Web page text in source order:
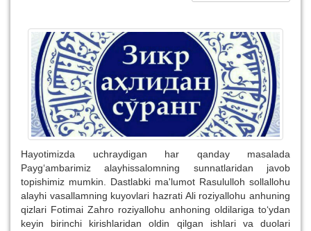
Hayotimizda uchraydigan har qanday masalada
Payg‘ambarimiz alayhissalomning sunnatlaridan javob
topishimiz mumkin. Dastlabki ma'lumot Rasululloh sollallohu
alayhi vasallamning kuyovlari hazrati Ali roziyallohu anhuning
qizlari Fotimai Zahro roziyallohu anhoning oldilariga to‘ydan
keyin birinchi kirishlaridan oldin qilgan ishlari va duolari